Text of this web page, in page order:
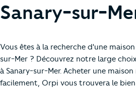
Sanary-sur-
Vous êtes à la recherche d'une
sur-Mer ? Découvrez notre large
à Sanary-sur-Mer. Acheter une
facilement, Orpi vous trouvera le